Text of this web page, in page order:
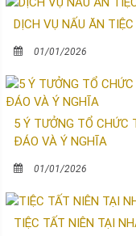
DỊCH VỤ NẤU ĂN
01/01/2026
5 Ý TƯỞNG TỔ CHỨC
ĐÁO VÀ Ý NGHĨA
01/01/2026
TIỆC TẤT NIÊN TẠI